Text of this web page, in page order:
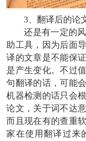
3、翻译后的论
还是有一定的
助工具，因为后面
译的文章是不能保
是产生变化。不过
句翻译的话，可能
机器检测的话只会
论文，关于词不达
而且现在有的查重
家在使用翻译过来